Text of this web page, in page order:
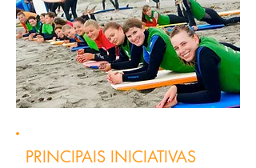
PRINCIPAIS INICIATIVAS